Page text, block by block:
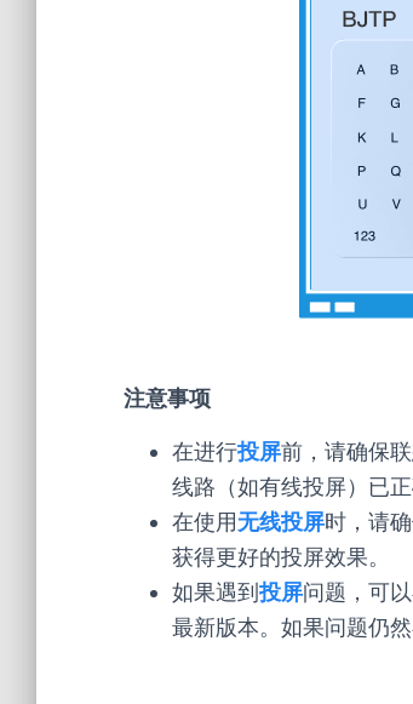
注意事项
在进行投屏前，请确保
线路（如有线投屏）已
在使用无线投屏时，请
获得更好的投屏效果。
如果遇到投屏问题，可
最新版本。如果问题仍